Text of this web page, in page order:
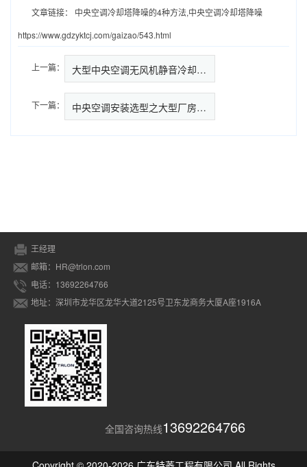
文章链接：
中央空调冷却塔降噪的4种方法,中央空调冷却塔降噪
https://www.gdzyktcj.com/gaizao/543.html
上一篇： 大型中央空调无风机静音冷却塔,…
下一篇： 中央空调安装选型之大型厂房怎么
王经理
邮箱：HR@trlon.com
电话：13692264766
地址：深圳市龙华区龙华大道2125号卫东龙商务大厦A座1916A
全国咨询热线13692264766